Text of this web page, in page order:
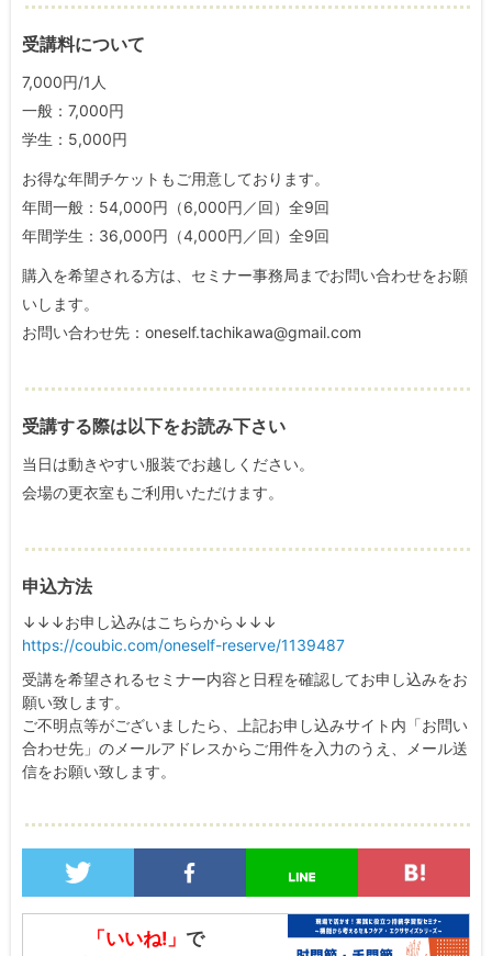
受講料について
7,000円/1人
一般：7,000円
学生：5,000円
お得な年間チケットもご用意しております。
年間一般：54,000円（6,000円／回）全9回
年間学生：36,000円（4,000円／回）全9回
購入を希望される方は、セミナー事務局までお問い合わせをお願
いします。
お問い合わせ先：oneself.tachikawa@gmail.com
受講する際は以下をお読み下さい
当日は動きやすい服装でお越しください。
会場の更衣室もご利用いただけます。
申込方法
↓↓↓お申し込みはこちらから↓↓↓
https://coubic.com/oneself-reserve/1139487
受講を希望されるセミナー内容と日程を確認してお申し込みをお
願い致します。
ご不明点等がございましたら、上記お申し込みサイト内「お問い
合わせ先」のメールアドレスからご用件を入力のうえ、メール送
信をお願い致します。
「いいね!」で